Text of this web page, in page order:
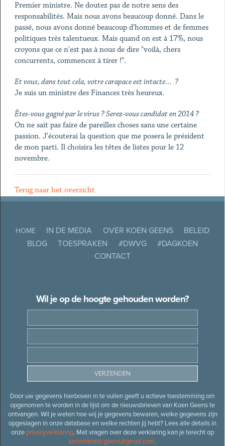
Premier ministre. Ne doutez pas de notre sens des
responsabilités. Mais nous avons beaucoup donné. Dans le
passé, nous avons donné beaucoup d'hommes et de femmes
politiques très talentueux. Mais quand on est à 17%, nous
croyons que ce n'est pas à nous de dire "voilà, chers
concurrents, commencez à tirer !".
Et vous, dans tout cela, votre carapace est intacte… ?
Je suis un ministre des Finances très heureux.
Êtes-vous gagné par le virus ? Serez-vous candidat en 2014 ?
On ne sait pas faire de pareilles choses sans une certaine
passion. J'écouterai la question que me posera le président
de mon parti. Il choisira les têtes de listes pour le 12
novembre.
Terug naar het overzicht
HOME IN DE MEDIA OVER KOEN GEENS
BELEID
BLOG
TOESPRAKEN #DWVG
#DAGKOEN
CONTACT
Wil je op de hoogte gehouden worden?
Door uw gegevens hierboven in te vullen geeft u actieve toestemming om
opgenomen te worden in de lijst om de nieuwsbrieven van Koen Geens te
ontvangen. Wil je weten hoe wij je gegevens bewaren, welke gegevens zijn
opgeslagen in onze database en welke rechten jij hebt? Lees alle details in
onze privacyverklaring. Met vragen over deze verklaring kan je terecht op
secretariaat.geens@gmail.com.